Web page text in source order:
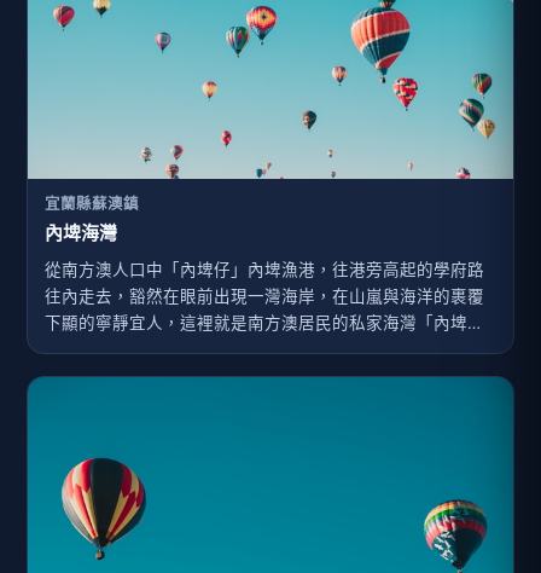
宜蘭縣蘇澳鎮
內埤海灣
從南方澳人口中「內埤仔」內埤漁港，往港旁高起的學府路
往內走去，豁然在眼前出現一灣海岸，在山嵐與海洋的裹覆
下顯的寧靜宜人，這裡就是南方澳居民的私家海灣「內埤海
灣」。漁港外側以沙丘堤岸與太平洋相隔，面對太平洋的沙
丘，背山面海的地形，山光水色，景色怡人，可欣賞旭日東
折射而閃閃發光，相當浪漫，加上此處地形隱蔽，靜謐的氣
氛與樸實風情，常吸引許多甜蜜情侶來此，故又被稱「情人
灣」。若是假日時間造訪此地，也可以到岸旁的南安國中觀
賞內埤海景，或到海岸邊的北濱公園，若是更高處的南安國
小，也有不同角度的海景可賞。